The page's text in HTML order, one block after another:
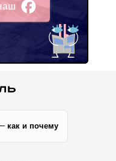
как и почему